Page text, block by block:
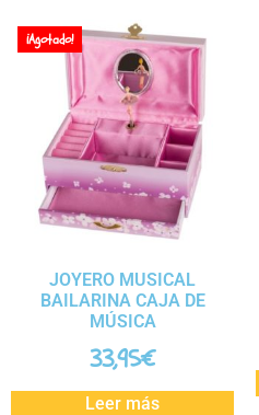
¡Agotado!
JOYERO MUSICAL
BAILARINA CAJA DE
MÚSICA
33,95€
Leer más